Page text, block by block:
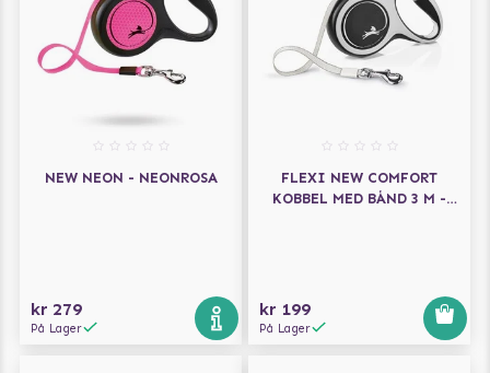
NEW NEON - NEONROSA
kr 279
På Lager
FLEXI NEW COMFORT
KOBBEL MED BÅND 3 M -
kr 199
På Lager